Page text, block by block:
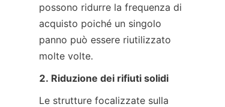
possono ridurre la frequenza di
acquisto poiché un singolo
panno può essere riutilizzato
molte volte.
2. Riduzione dei rifiuti solidi
Le strutture focalizzate sulla